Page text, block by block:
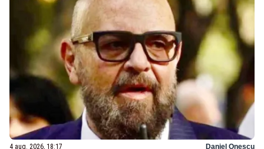
4 aug. 2026, 18:17 Daniel Onescu